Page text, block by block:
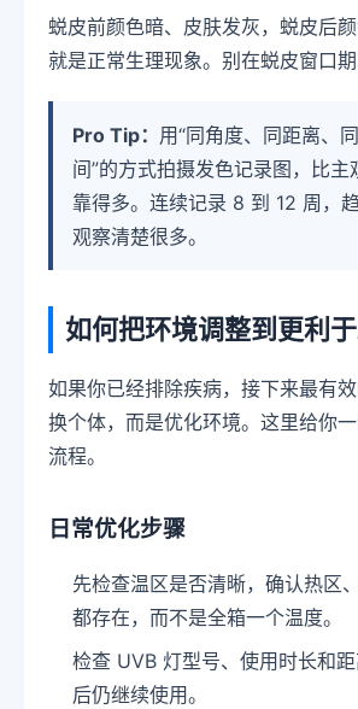
蜕皮前颜色暗、皮肤发灰，蜕皮后
就是正常生理现象。别在蜕皮窗口期
Pro Tip： 用“同角度、同距离、
间”的方式拍摄发色记录图，比主
靠得多。连续记录 8 到 12 周，
观察清楚很多。
如何把环境调整到更利
如果你已经排除疾病，接下来最有
换个体，而是优化环境。这里给你
流程。
日常优化步骤
先检查温区是否清晰，确认热区
都存在，而不是全箱一个温度。
检查 UVB 灯型号、使用时长和
后仍继续使用。